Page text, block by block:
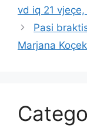
vd iq 21
Pasi
Marjana